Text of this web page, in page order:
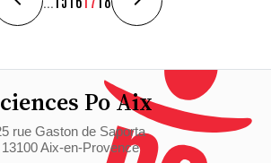
Po Aix
rue Gaston de Saporta
13100 Aix-en-Provence